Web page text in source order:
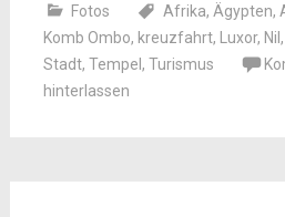
Fotos Afrika, Ägypten,
Komb Ombo, kreuzfahrt, Luxor, Nil ,
Stadt, Tempel , Turismus
hinterlassen